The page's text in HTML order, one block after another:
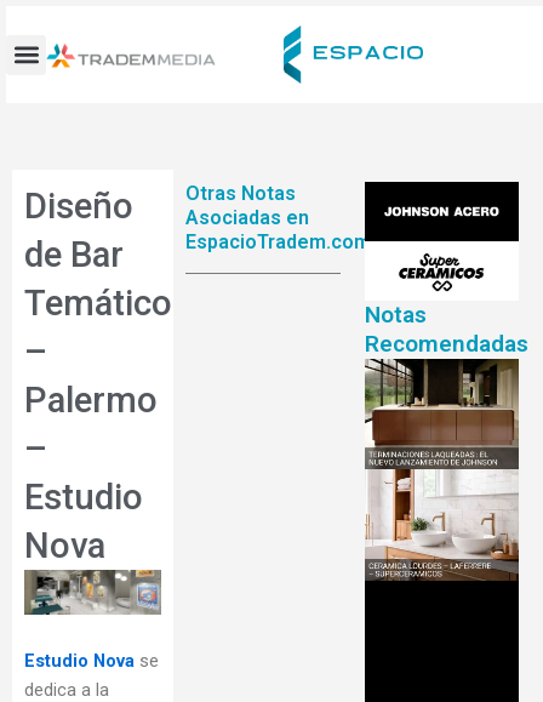
contenido
Diseño
de Bar
Temático
–
Palermo
–
Estudio
Nova
Estudio Nova se
dedica a la
Otras Notas
Asociadas en
EspacioTradem.com
Notas
Recomendadas